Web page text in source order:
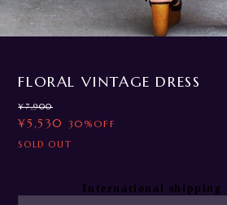
FLORAL VINTAGE DRESS
¥7,900
¥5,530 30%OFF
SOLD OUT
International shipping